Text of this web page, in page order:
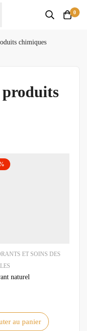
0
chimiques
produits
ET SOINS DES
naturel
au panier